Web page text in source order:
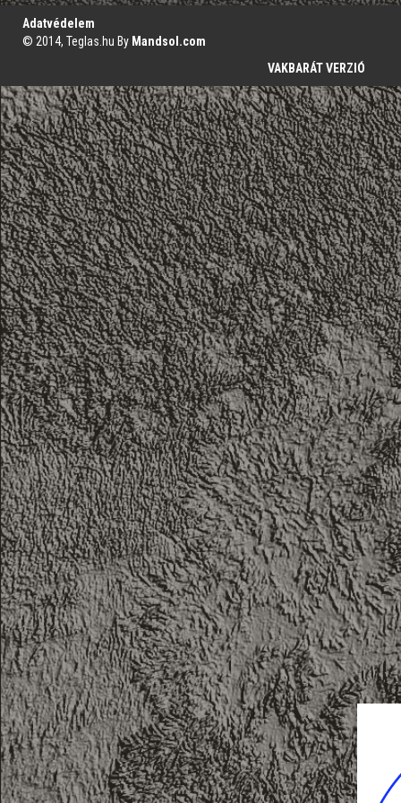
Adatvédelem
© 2014, Teglas.hu By Mandsol.com
VAKBARÁT VERZIÓ